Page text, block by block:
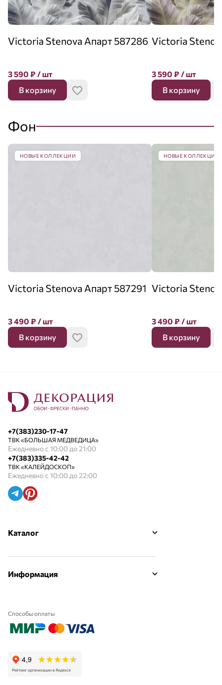
Victoria Stenova Апарт 587286
3 590 ₽ / шт
В корзину
Victoria
3 590 ₽ / шт
В корзину
Фон
НОВЫЕ КОЛЛЕКЦИИ
Victoria Stenova Апарт 587291
3 490 ₽ / шт
В корзину
НОВЫЕ КОЛЛЕКЦИИ
Victoria
3 490 ₽ / шт
В корзину
+7(383)230-17-47
ТВК «БОЛЬШАЯ МЕДВЕДИЦА»
Ежедневно с 10:00 до 21:00
+7(383)335-42-42
ТВК «КАЛЕЙДОСКОП»
Ежедневно с 10:00 до 22:00
Каталог
Информация
Способы оплаты